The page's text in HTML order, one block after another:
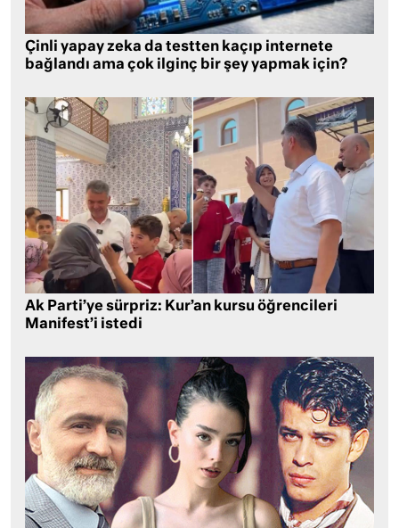
Çinli yapay zeka da testten kaçıp internete
bağlandı ama çok ilginç bir şey yapmak için?
Ak Parti’ye sürpriz: Kur’an kursu öğrencileri
Manifest’i istedi